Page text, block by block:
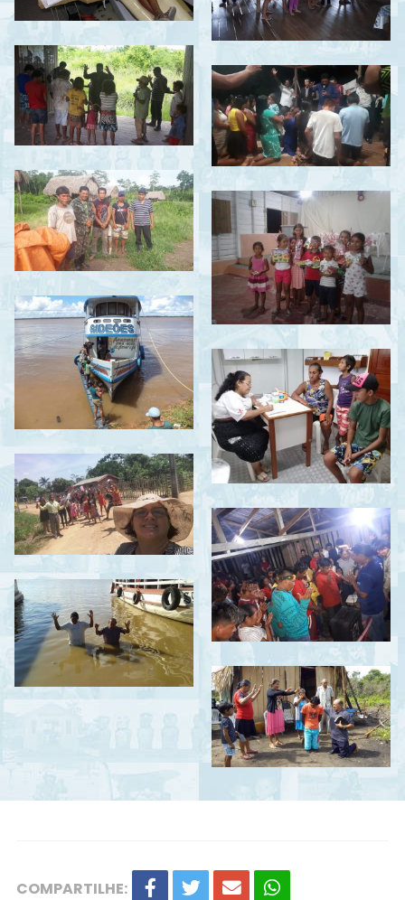
COMPARTILHE: